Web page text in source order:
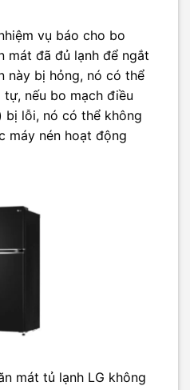
vụ báo cho bo
mát đã đủ lạnh để ngắt
này bị hỏng, nó có thể
tự, nếu bo mạch điều
bị lỗi, nó có thể không
máy nén hoạt động
mát tủ lạnh LG không